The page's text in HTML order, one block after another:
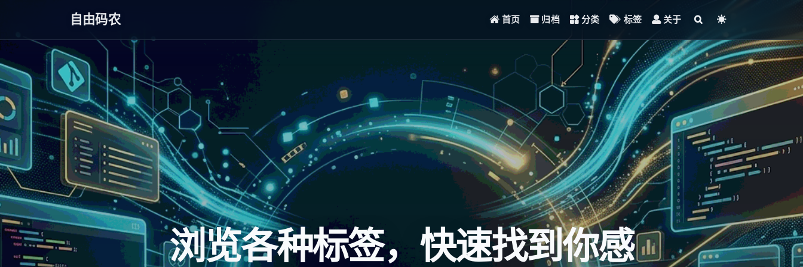
自由码农 首页 归档 分类 标签 关于
浏览各种标签，快速找到你感